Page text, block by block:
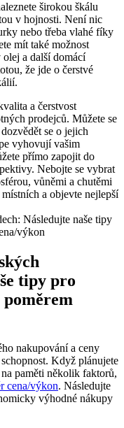
širokou škálu
v hojnosti. Není ‌nic
nebo třeba vlahé fíky
mít také možnost
a‌ další domácí
že​ jde o čerstvé
a čerstvost
⁢prodejců. Můžete se
se o ⁣jejich
vyhovují​ vašim
přímo zapojit⁢ do⁤
⁤Nebojte se vybrat
vůněmi ‍a ⁢chutěmi
a ​objevte nejlepší
tipy pro
nakupování a ceny
‌Když plánujete
paměti několik faktorů,
cena/výkon.⁢ Následujte⁤
výhodné ⁢nákupy⁤